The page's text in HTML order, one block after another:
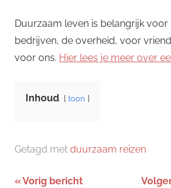
Duurzaam leven is belangrijk voor
bedrijven, de overheid, voor
voor ons. Hier lees je meer over
Inhoud toon
Getagd met duurzaam reizen
Bericht
Vorig bericht